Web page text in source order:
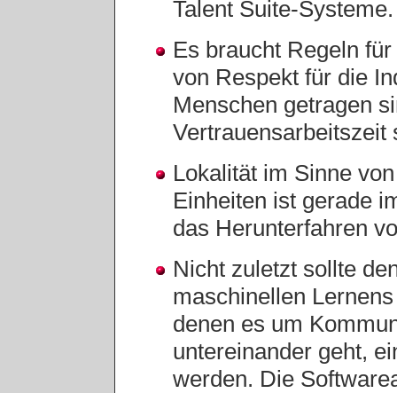
Talent Suite-Systeme.
Es braucht Regeln
von Respekt für die
Menschen getragen
Vertrauensarbeitszeit
Lokalität im Sinne
Einheiten ist gerade
das Herunterfahren
Nicht zuletzt sollte
maschinellen
denen es um
untereinander geht,
werden. Die